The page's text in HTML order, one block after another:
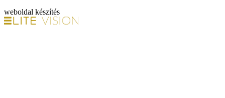
weboldal készítés